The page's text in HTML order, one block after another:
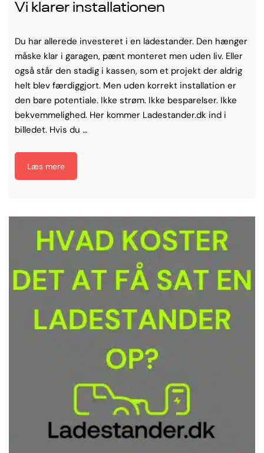
Vi klarer installationen
Du har allerede investeret i en ladestander. Den hænger
måske klar i garagen, pænt monteret men uden liv. Eller
også står den stadig i kassen, som et projekt der aldrig
helt blev færdiggjort. Men uden korrekt installation er
den bare potentiale. Ikke strøm. Ikke besparelser. Ikke
bekvemmelighed. Her kommer Ladestander.dk ind i
billedet. Hvis du …
Læs mere